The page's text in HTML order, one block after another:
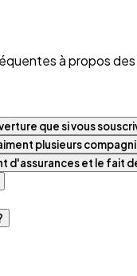
à propos
que si vous
plusieurs
d'assurances et le fait